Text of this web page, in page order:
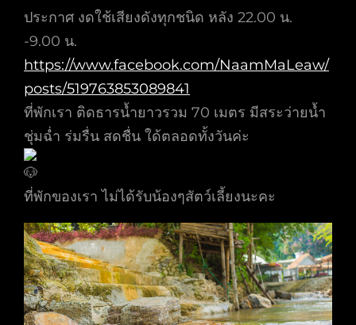
ประกาศ งดใช้เสียงดังทุกชนิด หลัง 22.00 น.
-9.00 น.
https://www.facebook.com/NaamMaLeaw/
posts/519763853089841
ที่พักเรา ติดธารน้ำยาวรวม 70 เมตร มีสระว่ายน้ำ
ชุ่มฉ่ำ ร่มรื่น สดชื่น ใด้ตลอดทั้งวันค่ะ
ที่พักของเรา ไม่ได้รับน้องๆสัตว์เลี้ยงนะคะ